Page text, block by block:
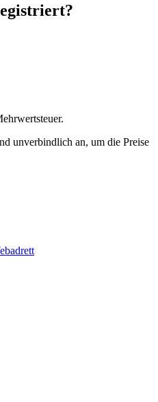
unverbindlich an, um die Preise